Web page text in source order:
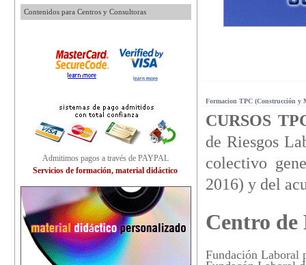
Contenidos para Centros y Consultoras
Admitimos pagos a través de PAYPAL
Servicios de formación, material didáctico
Formacion TPC (Construcción y
CURSOS
de Riesgos
colectivo
2016) y del
Centro de
Fundación Laboral